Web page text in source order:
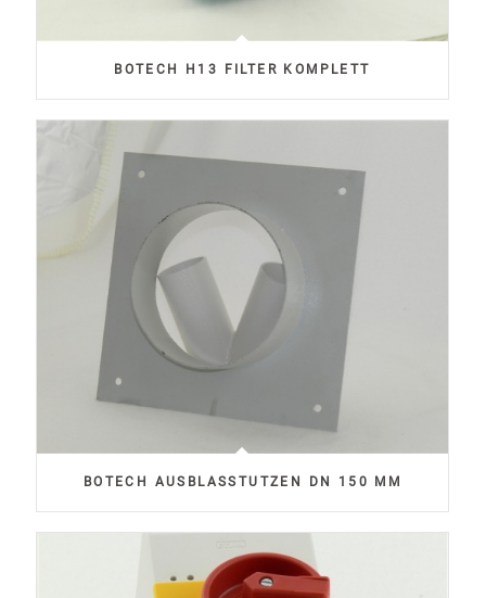
BOTECH H13 FILTER KOMPLETT
BOTECH AUSBLASSTUTZEN DN 150 MM